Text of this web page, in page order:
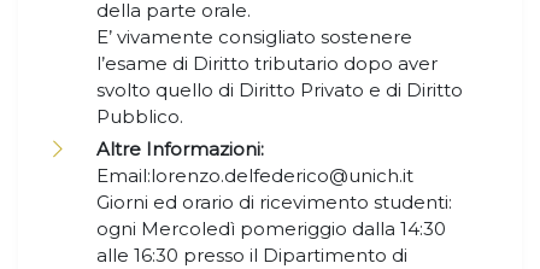
della parte orale.
E’ vivamente consigliato sostenere
l’esame di Diritto tributario dopo aver
svolto quello di Diritto Privato e di Diritto
Pubblico.
Altre Informazioni:
Email:lorenzo.delfederico@unich.it
Giorni ed orario di ricevimento studenti:
ogni Mercoledì pomeriggio dalla 14:30
alle 16:30 presso il Dipartimento di